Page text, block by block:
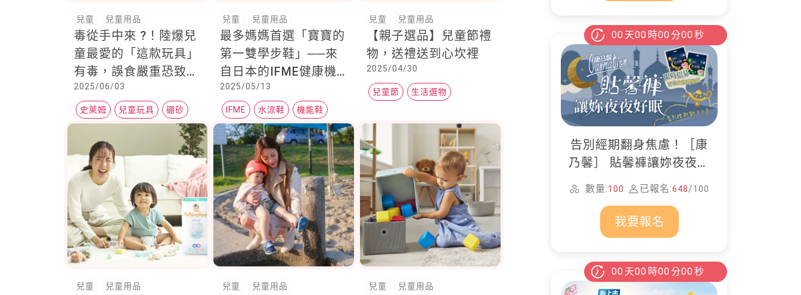
兒童 兒童用品
毒從手中來 ?！陸爆兒
童最愛的「這款玩具」
有毒，誤食嚴重恐致
死，就算皮膚接觸也危
險！
2025/06/03
史萊姆 兒童玩具 硼砂
兒童 兒童用品
最多媽媽首選「寶寶的
第一雙學步鞋」──來
自日本的IFME健康機
能童鞋！
2025/05/13
IFME 水涼鞋 機能鞋
兒童 兒童用品
【親子選品】兒童節禮
物，送禮送到心坎裡
2025/04/30
兒童節 生活選物
兒童 兒童用品 兒童 兒童用品 兒童 兒童用品
00 天00 時00 分00 秒
告別經期翻身焦慮！［康
乃馨］ 貼馨褲讓妳夜夜好
數量:100 已報名:648/100
我要報名
00 天00 時00 分00 秒